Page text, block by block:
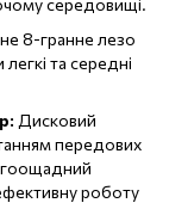
середовищі.
8-гранне лезо
та середні
Дисковий
передових
роботу